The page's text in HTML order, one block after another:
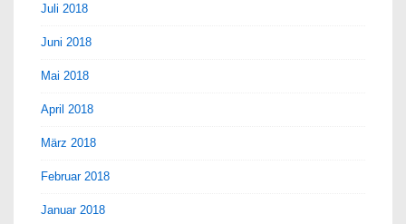
Juli 2018
Juni 2018
Mai 2018
April 2018
März 2018
Februar 2018
Januar 2018